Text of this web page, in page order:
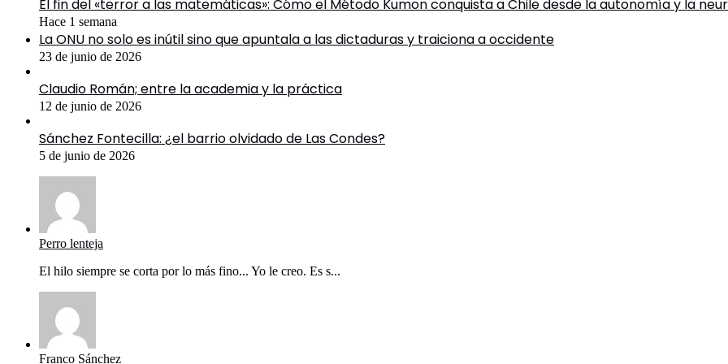
El fin del «terror a las matemáticas»: Cómo el Método Kumon conquista a Chile desde la autonomía y la
Hace 1 semana
La ONU no solo es inútil sino que apuntala a las dictaduras y traiciona a occidente
23 de junio de 2026
Claudio Román; entre la academia y la práctica
12 de junio de 2026
Sánchez Fontecilla: ¿el barrio olvidado de Las Condes?
5 de junio de 2026
Perro lenteja
El hilo siempre se corta por lo más fino... Yo le creo. Es s...
Franco Sánchez